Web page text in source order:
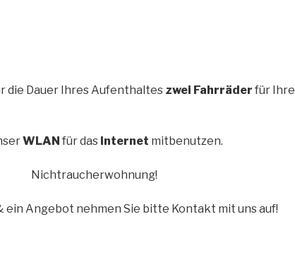
die Dauer Ihres Aufenthaltes zwei Fahrräder für Ihre
WLAN für das Internet mitbenutzen.
Nichtraucherwohnung!
ein Angebot nehmen Sie bitte Kontakt mit uns auf!